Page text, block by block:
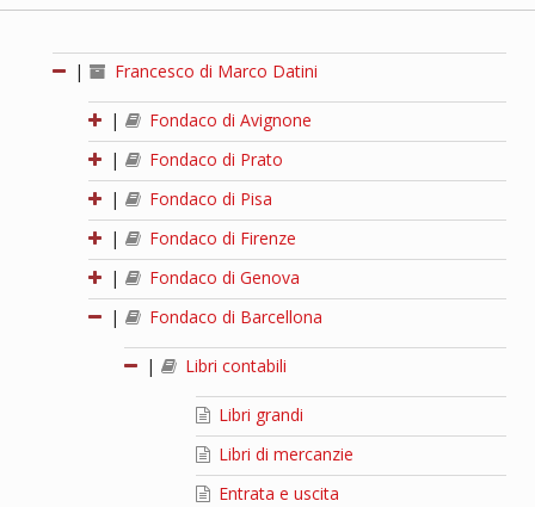
| Francesco di Marco Datini
|
Fondaco di Avignone
|
Fondaco di Prato
|
Fondaco di Pisa
|
Fondaco di Firenze
|
Fondaco di Genova
|
Fondaco di Barcellona
| Libri contabili
Libri grandi
Libri di mercanzie
Entrata e uscita